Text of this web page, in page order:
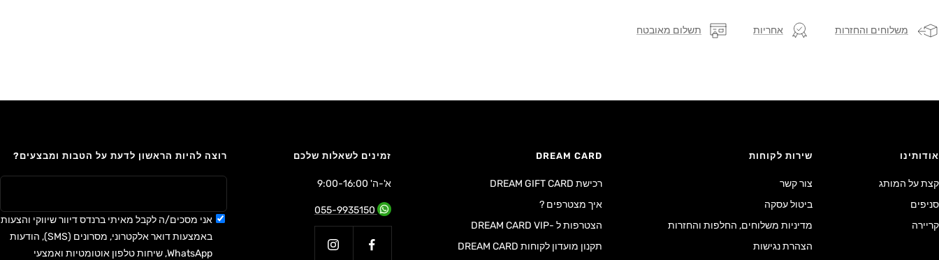
משלוחים והחזרות אחריות תשלום מאובטח
אודותינו
קצת על המותג
סניפים
קריירה
שירות לקוחות
צור קשר
ביטול עסקה
מדיניות משלוחים, החלפות והחזרות
הצהרת נגישות
DREAM CARD
רכישת DREAM GIFT CARD
איך מצטרפים ?
הצטרפות ל -DREAM CARD VIP
תקנון מועדון לקוחות DREAM CARD
זמינים לשאלות שלכם
א'-ה' 9:00-16:00
055-9935150
רוצה להיות הראשון לדעת על הטבות ומבצעים?
אני מסכים/ה לקבל מאיתי ברנדס דיוור שיווקי והצעות
באמצעות דואר אלקטרוני, מסרונים (SMS), הודעות
WhatsApp, שיחות טלפון אוטומטיות ואמצעי